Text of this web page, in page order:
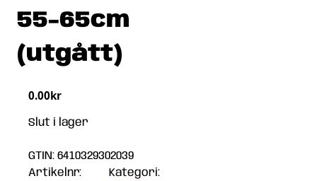
55-65cm
(utgått)
0.00kr
Slut i lager
GTIN: 6410329302039
Artikelnr:
Kategori: